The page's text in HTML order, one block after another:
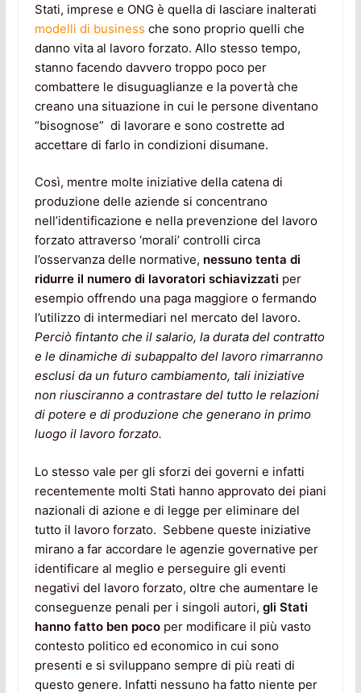
Stati, imprese e ONG è quella di lasciare inalterati
modelli di business che sono proprio quelli che
danno vita al lavoro forzato. Allo stesso tempo,
stanno facendo davvero troppo poco per
combattere le disuguaglianze e la povertà che
creano una situazione in cui le persone diventano
“bisognose” di lavorare e sono costrette ad
accettare di farlo in condizioni disumane.
Così, mentre molte iniziative della catena di
produzione delle aziende si concentrano
nell’identificazione e nella prevenzione del lavoro
forzato attraverso ‘morali’ controlli circa
l’osservanza delle normative, nessuno tenta di
ridurre il numero di lavoratori schiavizzati per
esempio offrendo una paga maggiore o fermando
l’utilizzo di intermediari nel mercato del lavoro.
Perciò fintanto che il salario, la durata del contratto
e le dinamiche di subappalto del lavoro rimarranno
esclusi da un futuro cambiamento, tali iniziative
non riusciranno a contrastare del tutto le relazioni
di potere e di produzione che generano in primo
luogo il lavoro forzato.
Lo stesso vale per gli sforzi dei governi e infatti
recentemente molti Stati hanno approvato dei piani
nazionali di azione e di legge per eliminare del
tutto il lavoro forzato. Sebbene queste iniziative
mirano a far accordare le agenzie governative per
identificare al meglio e perseguire gli eventi
negativi del lavoro forzato, oltre che aumentare le
conseguenze penali per i singoli autori, gli Stati
hanno fatto ben pocoper modificare il più vasto
contesto politico ed economico in cui sono
presenti e si sviluppano sempre di più reati di
questo genere. Infatti nessuno ha fatto niente per